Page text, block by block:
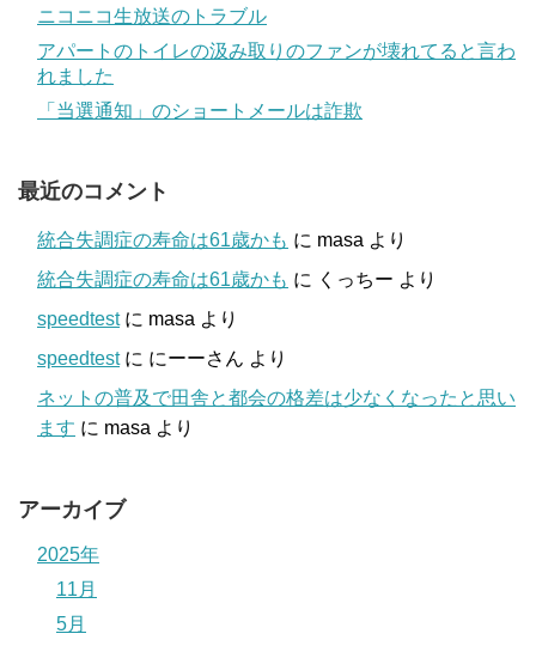
ニコニコ生放送のトラブル
アパートのトイレの汲み取りのファンが壊れてると言わ
れました
「当選通知」のショートメールは詐欺
最近のコメント
統合失調症の寿命は61歳かも に masa より
統合失調症の寿命は61歳かも に くっちー より
speedtestに masa より
speedtestに にーーさん より
ネットの普及で田舎と都会の格差は少なくなったと思い
ます に masa より
アーカイブ
2025年
11月
5月